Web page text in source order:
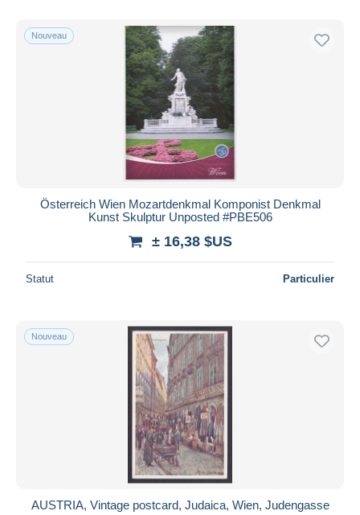
Uniquement en réduction
Livraison gratuite
Méthodes de paiement
Virement bancaire
Mastercard
iDeal
Appliquer
Nouveau
Österreich Wien Mozartdenkmal Komponist Denkmal
Kunst Skulptur Unposted #PBE506
± 16,38 $US
Statut Particulier
Nouveau
AUSTRIA, Vintage postcard, Judaica, Wien, Judengasse